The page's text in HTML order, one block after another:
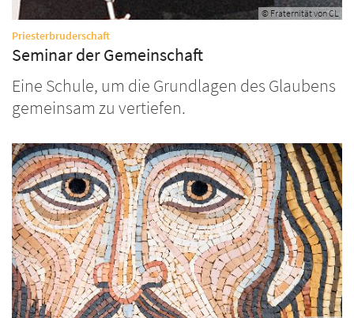
© Fraternität von CL
Priesterbruderschaft:
Seminar der Gemeinschaft
Eine Schule, um die Grundlagen des Glaubens
gemeinsam zu vertiefen.